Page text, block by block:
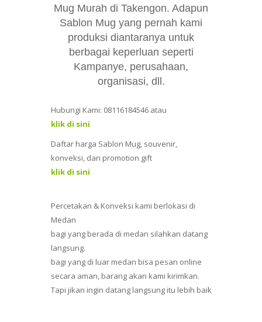
Mug Murah di Takengon. Adapun
Sablon Mug yang pernah kami
produksi diantaranya untuk
berbagai keperluan seperti
Kampanye, perusahaan,
organisasi, dll.
Hubungi Kami: 08116184546 atau
klik di sini
Daftar harga Sablon Mug, souvenir,
konveksi, dan promotion gift
klik di sini
Percetakan & Konveksi kami berlokasi di
Medan
bagi yang berada di medan silahkan datang
langsung.
bagi yang di luar medan bisa pesan online
secara aman, barang akan kami kirimkan.
Tapi jikan ingin datang langsung itu lebih baik